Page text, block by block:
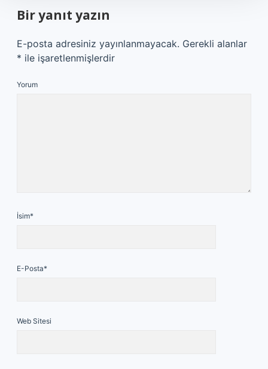
Bir yanıt yazın
E-posta adresiniz yayınlanmayacak. Gerekli alanlar
* ile işaretlenmişlerdir
Yorum
İsim*
E-Posta*
Web Sitesi